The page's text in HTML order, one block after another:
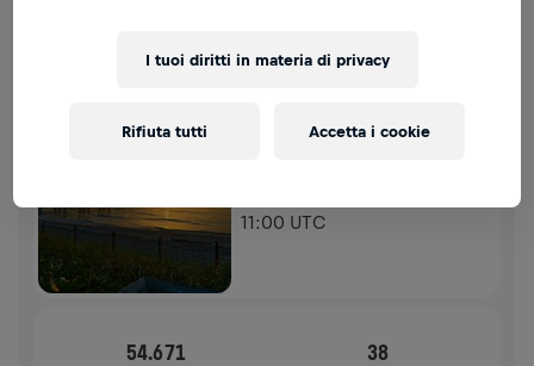
2024
11:00 UTC
54.671 38
I tuoi diritti in materia di privacy
Rifiuta tutti Accetta i cookie